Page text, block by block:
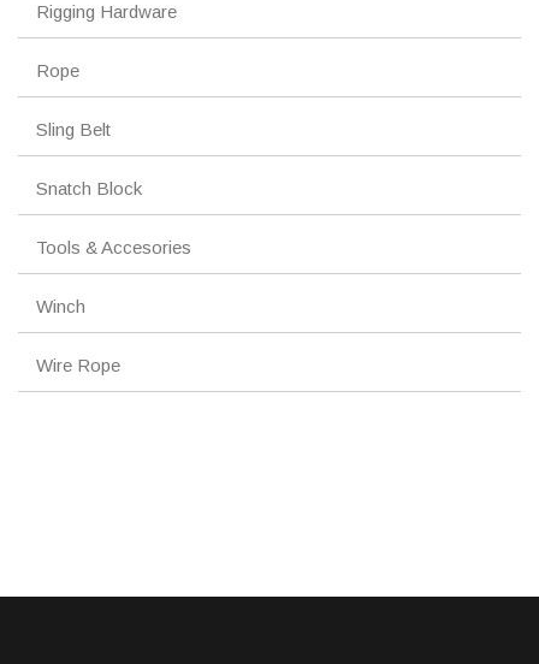
Rigging Hardware
Rope
Sling Belt
Snatch Block
Tools & Accesories
Winch
Wire Rope